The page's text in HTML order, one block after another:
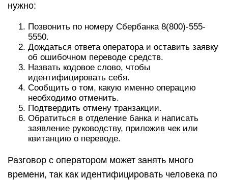
нужно:
Позвонить по номеру Сбербанка 8(800)-555-
5550.
Дождаться ответа оператора и оставить заявку
об ошибочном переводе средств.
Назвать кодовое слово, чтобы
идентифицировать себя.
Сообщить о том, какую именно операцию
необходимо отменить.
Подтвердить отмену транзакции.
Обратиться в отделение банка и написать
заявление руководству, приложив чек или
квитанцию о переводе.
Разговор с оператором может занять много
времени, так как идентифицировать человека по